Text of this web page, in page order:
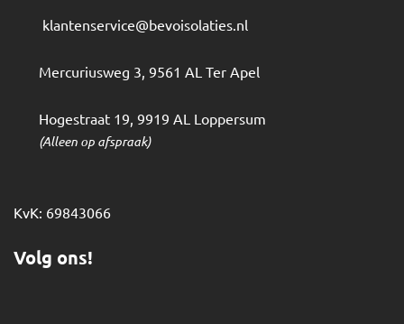
klantenservice@bevoisolaties.nl
Mercuriusweg 3, 9561 AL Ter Apel
Hogestraat 19, 9919 AL Loppersum
(Alleen op afspraak)
KvK: 69843066
Volg ons!